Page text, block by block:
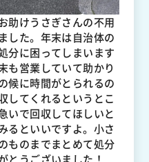
助けうさぎさんの不用
した。年末は自治体の
分に困ってしまいます
も営業していて助かり
候に時間がとられるの
してくれるというとこ
いで回収してほしいと
るといいですよ。小さ
ものまでまとめて処分